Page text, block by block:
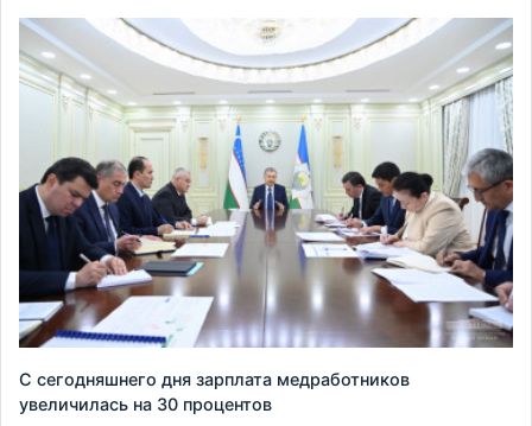
С сегодняшнего дня зарплата медработников
увеличилась на 30 процентов